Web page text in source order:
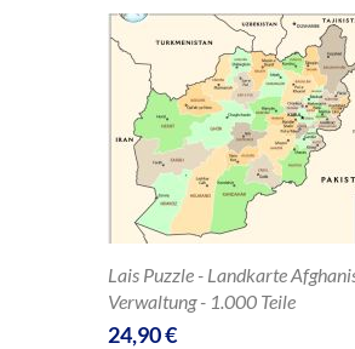
Lais Puzzle - Landkarte
Verwaltung - 1.000 Teile
24,90 €